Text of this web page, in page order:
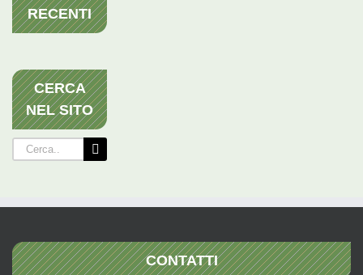
RECENTI
CERCA
NEL SITO
Cerca
per:
CONTATTI